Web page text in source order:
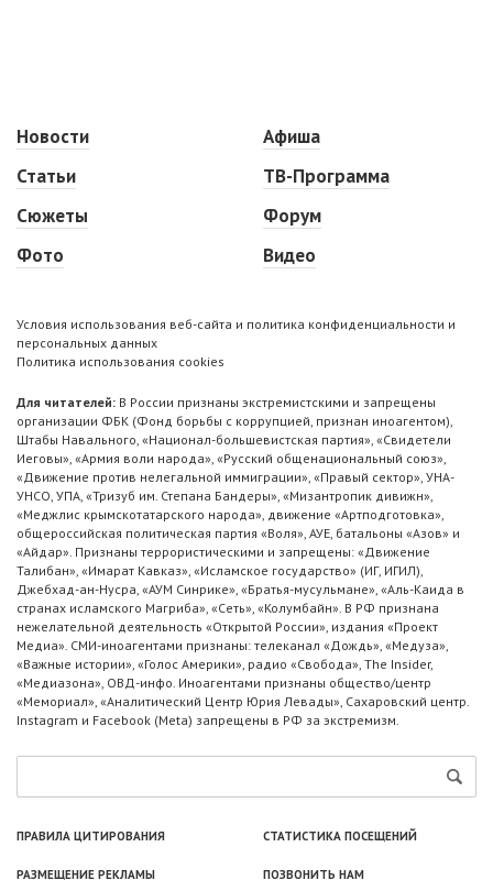
Новости
Статьи
Сюжеты
Фото
Афиша
ТВ-Программа
Форум
Видео
Условия использования веб-сайта и политика конфиденциальности и
персональных данных
Политика использования cookies
Для читателей: В России признаны экстремистскими и запрещены
организации ФБК (Фонд борьбы с коррупцией, признан иноагентом),
Штабы Навального, «Национал-большевистская партия», «Свидетели
Иеговы», «Армия воли народа», «Русский общенациональный союз»,
«Движение против нелегальной иммиграции», «Правый сектор», УНА-
УНСО, УПА, «Тризуб им. Степана Бандеры», «Мизантропик дивижн»,
«Меджлис крымскотатарского народа», движение «Артподготовка»,
общероссийская политическая партия «Воля», АУЕ, батальоны «Азов» и
«Айдар». Признаны террористическими и запрещены: «Движение
Талибан», «Имарат Кавказ», «Исламское государство» (ИГ, ИГИЛ),
Джебхад-ан-Нусра, «АУМ Синрике», «Братья-мусульмане», «Аль-Каида в
странах исламского Магриба», «Сеть», «Колумбайн». В РФ признана
нежелательной деятельность «Открытой России», издания «Проект
Медиа». СМИ-иноагентами признаны: телеканал «Дождь», «Медуза»,
«Важные истории», «Голос Америки», радио «Свобода», The Insider,
«Медиазона», ОВД-инфо. Иноагентами признаны общество/центр
«Мемориал», «Аналитический Центр Юрия Левады», Сахаровский центр.
Instagram и Facebook (Metа) запрещены в РФ за экстремизм.
ПРАВИЛА ЦИТИРОВАНИЯ СТАТИСТИКА ПОСЕЩЕНИЙ
РАЗМЕЩЕНИЕ РЕКЛАМЫ ПОЗВОНИТЬ НАМ